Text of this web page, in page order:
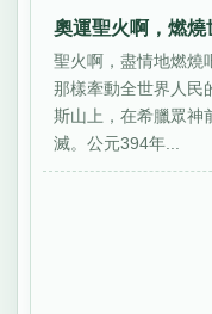
奧運聖火啊，燃
聖火啊，盡情地燃燒
那樣牽動全世界人民
斯山上，在希臘眾神
滅。公元394年...